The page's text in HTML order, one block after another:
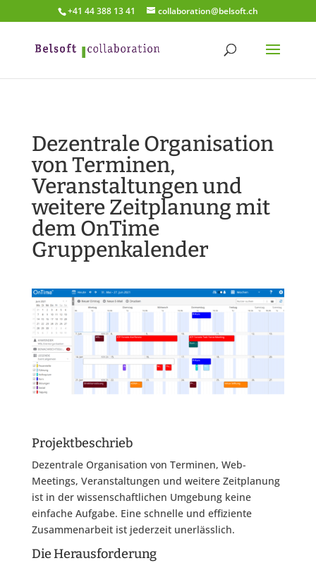
+41 44 388 13 41 collaboration@belsoft.ch
Dezentrale Organisation
von Terminen,
Veranstaltungen und
weitere Zeitplanung mit
dem OnTime
Gruppenkalender
Projektbeschrieb
Dezentrale Organisation von Terminen, Web-
Meetings, Veranstaltungen und weitere Zeitplanung
ist in der wissenschaftlichen Umgebung keine
einfache Aufgabe. Eine schnelle und effiziente
Zusammenarbeit ist jederzeit unerlässlich.
Die Herausforderung